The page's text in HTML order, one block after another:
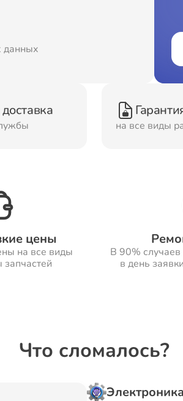
данных
на все виды
цены
на все виды
запчастей
В 90% случаев
в день
Что сломалось?
Электроника
Ремонт
Ремонт
часов